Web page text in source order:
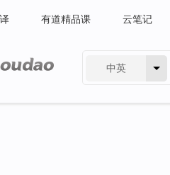
有道精品课 云笔记
中英